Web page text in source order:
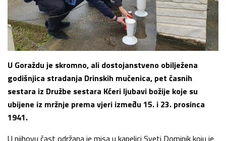
U Goraždu je skromno, ali dostojanstveno obilježena
godišnjica stradanja Drinskih mučenica, pet časnih
sestara iz Družbe sestara Kćeri ljubavi božije koje su
ubijene iz mržnje prema vjeri između 15. i 23. prosinca
1941.
U njihovu čast održana je misa u kapelici Sveti Dominik koju je